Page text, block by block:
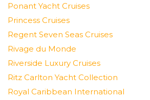
Ponant Yacht Cruises
Princess Cruises
Regent Seven Seas Cruises
Rivage du Monde
Riverside Luxury Cruises
Ritz Carlton Yacht Collection
Royal Caribbean International